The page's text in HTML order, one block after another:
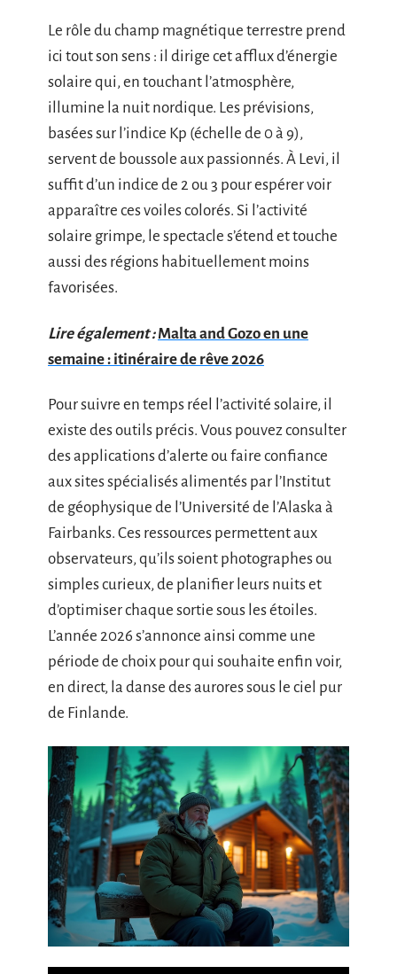
Le rôle du champ magnétique terrestre prend
ici tout son sens : il dirige cet afflux d’énergie
solaire qui, en touchant l’atmosphère,
illumine la nuit nordique. Les prévisions,
basées sur l’indice Kp (échelle de 0 à 9),
servent de boussole aux passionnés. À Levi, il
suffit d’un indice de 2 ou 3 pour espérer voir
apparaître ces voiles colorés. Si l’activité
solaire grimpe, le spectacle s’étend et touche
aussi des régions habituellement moins
favorisées.
Lire également : Malta and Gozo en une
semaine : itinéraire de rêve 2026
Pour suivre en temps réel l’activité solaire, il
existe des outils précis. Vous pouvez consulter
des applications d’alerte ou faire confiance
aux sites spécialisés alimentés par l’Institut
de géophysique de l’Université de l’Alaska à
Fairbanks. Ces ressources permettent aux
observateurs, qu’ils soient photographes ou
simples curieux, de planifier leurs nuits et
d’optimiser chaque sortie sous les étoiles.
L’année 2026 s’annonce ainsi comme une
période de choix pour qui souhaite enfin voir,
en direct, la danse des aurores sous le ciel pur
de Finlande.